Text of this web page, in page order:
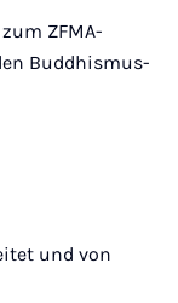
ZFMA-
Buddhismus-
und von